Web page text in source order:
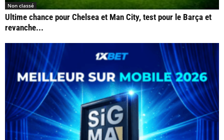
Non classé
Ultime chance pour Chelsea et Man City, test pour le Barça et
revanche...